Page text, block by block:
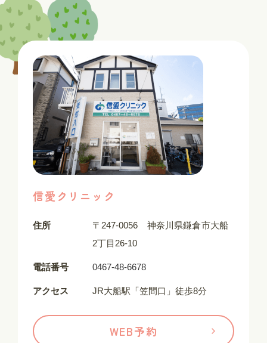
信愛クリニック
住所
〒247-0056 神奈川県鎌倉市大船
2丁目26-10
電話番号 0467-48-6678
アクセス JR大船駅「笠間口」徒歩8分
WEB予約